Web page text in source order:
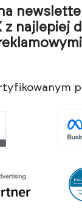
z najlepiej